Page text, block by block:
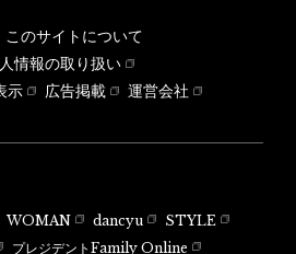
このサイトについて
情報の取り扱い
示
広告掲載
運営会社
WOMAN dancyu
STYLE
プレジデントFamily Online